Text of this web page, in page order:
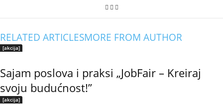
RELATED ARTICLESMORE FROM AUTHOR
[akcija]
Sajam poslova i praksi „JobFair – Kreiraj
svoju budućnost!”
[akcija]